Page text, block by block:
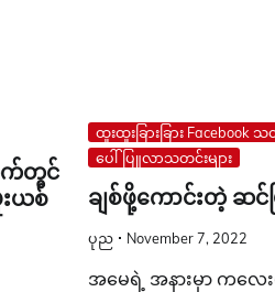
က်တွင်
ယစ်
ထူးထူးခြားခြား Facebook သ
ပေါ်ပြူလာသတင်းများ
ချစ်ဖို့ကောင်းတဲ့ ဆ
ပုည November 7, 2022
အမေရဲ့ အနားမှာ ကလေ